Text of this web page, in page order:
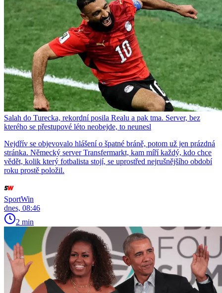
Salah do Turecka, rekordní posila Realu a pak tma. Server, bez
kterého se přestupové léto neobejde, to neunesl
Nejdřív se objevovalo hlášení o špatné bráně, potom už jen prázdná
stránka. Německý server Transfermarkt, kam míří každý, kdo chce
vědět, kolik který fotbalista stojí, se uprostřed nejrušnějšího období
roku prostě položil.
SportWin
dnes, 08:46
2 min